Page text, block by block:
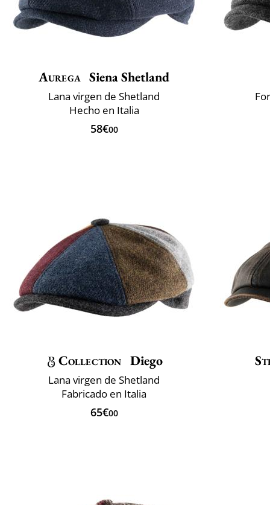
Aurega Siena Shetland
Lana virgen de Shetland
Hecho en Italia
58€00
Collection Diego
Lana virgen de Shetland
Fabricado en Italia
65€00